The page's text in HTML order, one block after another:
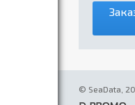
© SeaData,